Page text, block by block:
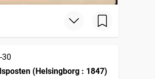
30
(Helsingborg : 1847)